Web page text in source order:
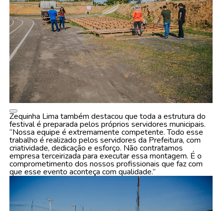
Zequinha Lima também destacou que toda a estrutura do
festival é preparada pelos próprios servidores municipais.
“Nossa equipe é extremamente competente. Todo esse
trabalho é realizado pelos servidores da Prefeitura, com
criatividade, dedicação e esforço. Não contratamos
empresa terceirizada para executar essa montagem. É o
comprometimento dos nossos profissionais que faz com
que esse evento aconteça com qualidade.”